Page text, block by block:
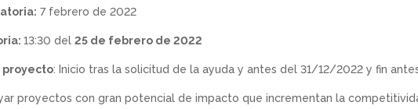
7 febrero de 2022
13:30 del 25 de febrero de 2022
proyecto: Inicio tras la solicitud de la ayuda y antes del 31/12/2022 y fin
proyectos con gran potencial de impacto que incrementan la